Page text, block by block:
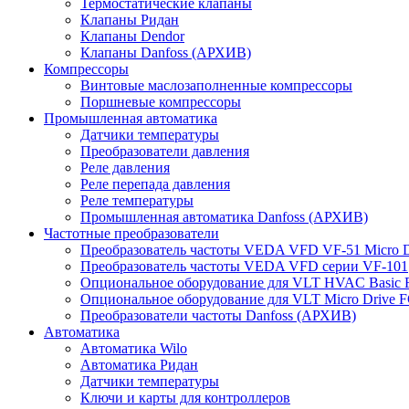
Термостатические клапаны
Клапаны Ридан
Клапаны Dendor
Клапаны Danfoss (АРХИВ)
Компрессоры
Винтовые маслозаполненные компрессоры
Поршневые компрессоры
Промышленная автоматика
Датчики температуры
Преобразователи давления
Реле давления
Реле перепада давления
Реле температуры
Промышленная автоматика Danfoss (АРХИВ)
Частотные преобразователи
Преобразователь частоты VEDA VFD VF-51 Micro
Преобразователь частоты VEDA VFD серии VF-101
Опциональное оборудование для VLT HVAC Basic
Опциональное оборудование для VLT Micro Drive
Преобразователи частоты Danfoss (АРХИВ)
Автоматика
Автоматика Wilo
Автоматика Ридан
Датчики температуры
Ключи и карты для контроллеров